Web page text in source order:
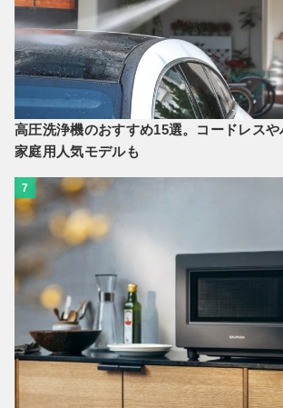
高圧洗浄機のおすすめ15選。コードレス
家庭用人気モデルも
7